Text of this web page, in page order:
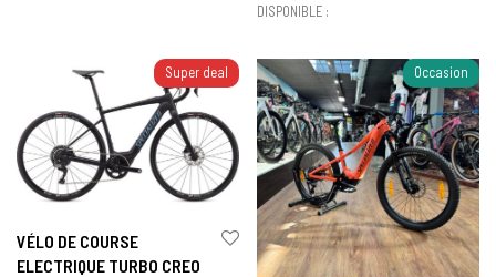
DISPONIBLE :
Super deal
VÉLO DE COURSE
ELECTRIQUE TURBO CREO
Occasion